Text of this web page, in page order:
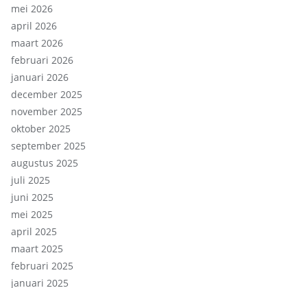
mei 2026
april 2026
maart 2026
februari 2026
januari 2026
december 2025
november 2025
oktober 2025
september 2025
augustus 2025
juli 2025
juni 2025
mei 2025
april 2025
maart 2025
februari 2025
januari 2025